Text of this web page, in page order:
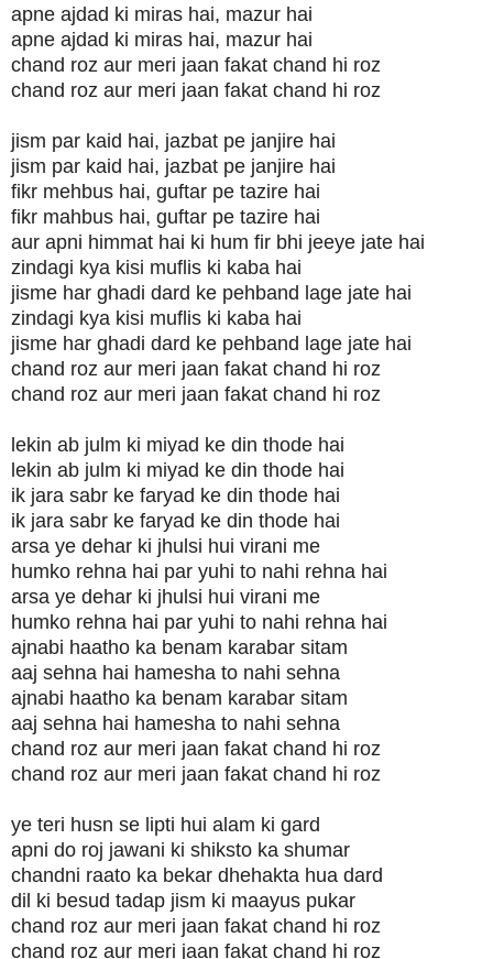
apne ajdad ki miras hai, mazur hai
apne ajdad ki miras hai, mazur hai
chand roz aur meri jaan fakat chand hi roz
chand roz aur meri jaan fakat chand hi roz
jism par kaid hai, jazbat pe janjire hai
jism par kaid hai, jazbat pe janjire hai
fikr mehbus hai, guftar pe tazire hai
fikr mahbus hai, guftar pe tazire hai
aur apni himmat hai ki hum fir bhi jeeye jate hai
zindagi kya kisi muflis ki kaba hai
jisme har ghadi dard ke pehband lage jate hai
zindagi kya kisi muflis ki kaba hai
jisme har ghadi dard ke pehband lage jate hai
chand roz aur meri jaan fakat chand hi roz
chand roz aur meri jaan fakat chand hi roz
lekin ab julm ki miyad ke din thode hai
lekin ab julm ki miyad ke din thode hai
ik jara sabr ke faryad ke din thode hai
ik jara sabr ke faryad ke din thode hai
arsa ye dehar ki jhulsi hui virani me
humko rehna hai par yuhi to nahi rehna hai
arsa ye dehar ki jhulsi hui virani me
humko rehna hai par yuhi to nahi rehna hai
ajnabi haatho ka benam karabar sitam
aaj sehna hai hamesha to nahi sehna
ajnabi haatho ka benam karabar sitam
aaj sehna hai hamesha to nahi sehna
chand roz aur meri jaan fakat chand hi roz
chand roz aur meri jaan fakat chand hi roz
ye teri husn se lipti hui alam ki gard
apni do roj jawani ki shiksto ka shumar
chandni raato ka bekar dhehakta hua dard
dil ki besud tadap jism ki maayus pukar
chand roz aur meri jaan fakat chand hi roz
chand roz aur meri jaan fakat chand hi roz